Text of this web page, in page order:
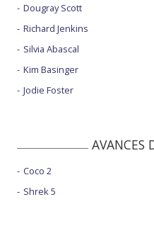
Dougray Scott
Richard Jenkins
Silvia Abascal
Kim Basinger
Jodie Foster
AVANCES
Coco 2
Shrek 5